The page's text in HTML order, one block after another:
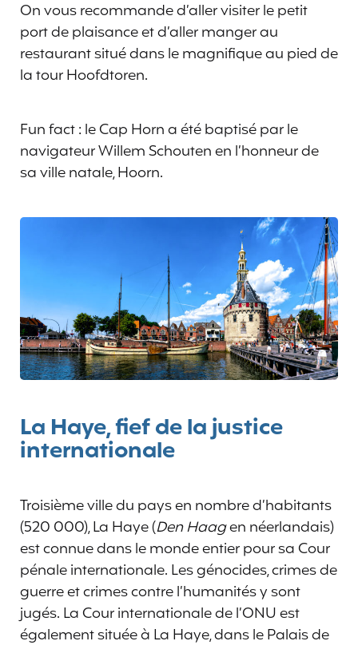
On vous recommande d’aller visiter le petit
port de plaisance et d’aller manger au
restaurant situé dans le magnifique au pied de
la tour Hoofdtoren.
Fun fact : le Cap Horn a été baptisé par le
navigateur Willem Schouten en l’honneur de
sa ville natale, Hoorn.
La Haye, fief de la justice
internationale
Troisième ville du pays en nombre d’habitants
(520 000), La Haye (Den Haagen néerlandais)
est connue dans le monde entier pour sa Cour
pénale internationale. Les génocides, crimes de
guerre et crimes contre l’humanités y sont
jugés. La Cour internationale de l’ONU est
également située à La Haye, dans le Palais de